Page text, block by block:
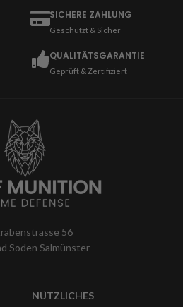
SICHERE ZAHLUNG
Geschützt & Sicher
QUALITÄTSGARANTIE
Geprüft & Zertifiziert
56
Soden Salmünster
NÜTZLICHES